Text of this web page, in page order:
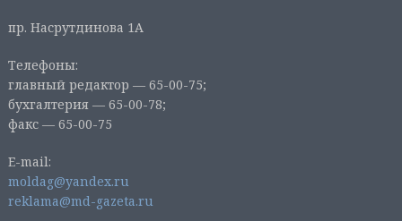
пр. Насрутдинова 1А
Телефоны:
главный редактор — 65-00-75;
бухгалтерия — 65-00-78;
факс — 65-00-75
E-mail:
moldag@yandex.ru
reklama@md-gazeta.ru